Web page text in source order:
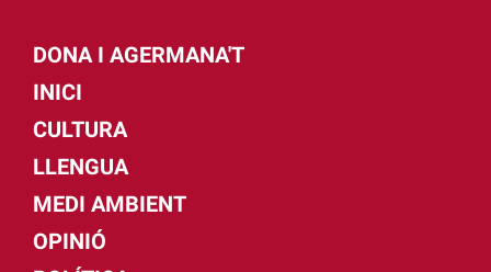
DONA I AGERMANA'T
INICI
CULTURA
LLENGUA
MEDI AMBIENT
OPINIÓ